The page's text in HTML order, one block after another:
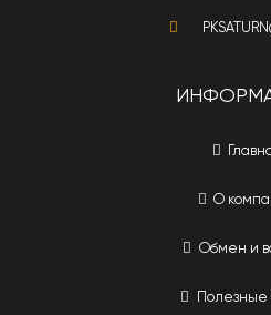
О
Обмен и
Полезные